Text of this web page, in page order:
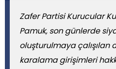
Zafer Partisi Kurucular
Pamuk, son günlerde
oluşturulmaya çalışılan
karalama girişimleri